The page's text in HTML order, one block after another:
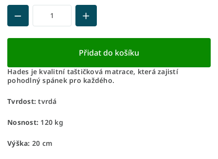
Přidat do košíku
Hades je kvalitní taštičková matrace, která zajistí
pohodlný spánek pro každého.
Tvrdost: tvrdá
Nosnost: 120 kg
Výška: 20 cm